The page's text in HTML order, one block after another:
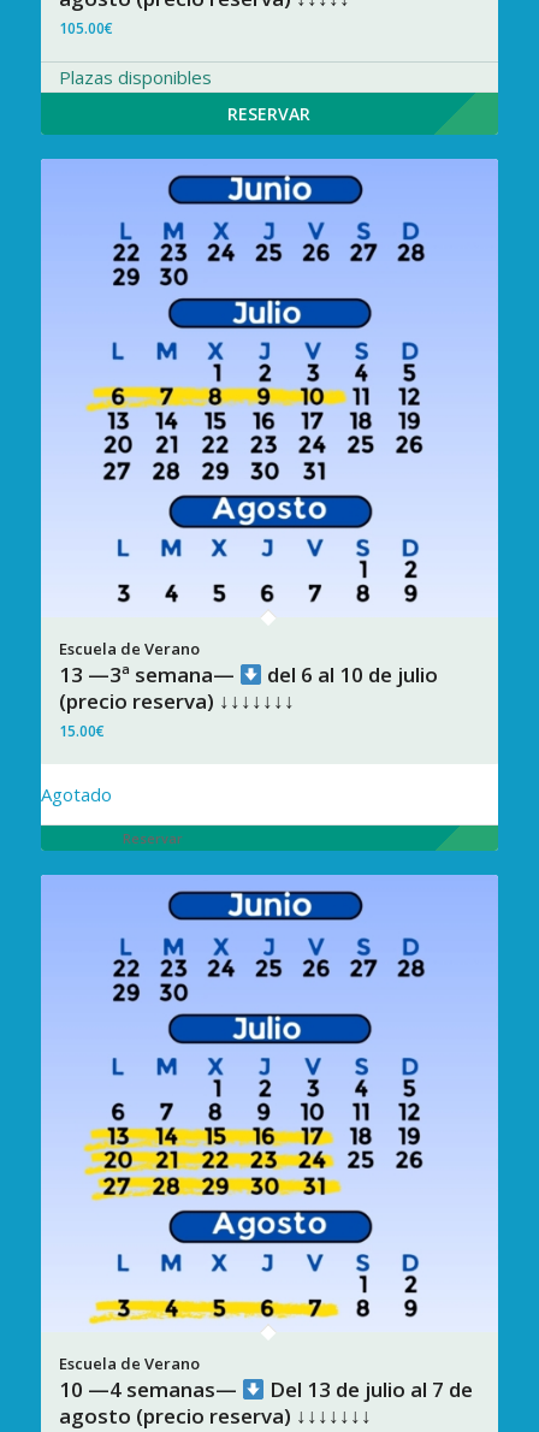
105.00€
Plazas disponibles
RESERVAR
13 —3ª semana—
del 6 al 10 de julio
(precio reserva) ↓↓↓↓↓↓↓
15.00€
Agotado
Reservar
10 —4 semanas—
Del 13 de julio al 7 de
agosto (precio reserva) ↓↓↓↓↓↓↓